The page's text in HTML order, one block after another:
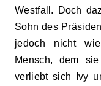
Westfall. Doch
Sohn des
jedoch nicht
Mensch, dem
verliebt sich Ivy